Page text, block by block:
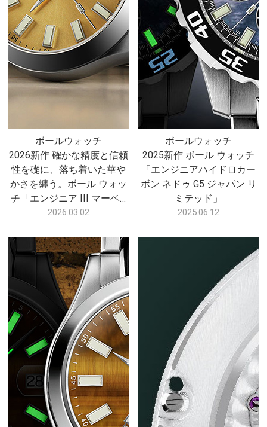
ボールウォッチ
2026新作 確かな精度と信頼
性を礎に、落ち着いた華や
かさを纏う。ボール ウォッ
チ「エンジニア III マーベ…
2026.03.02
ボールウォッチ
2025新作 ボール ウォッチ
「エンジニアハイドロカー
ボン ネドゥ G5 ジャパン リ
ミテッド」
2025.06.12